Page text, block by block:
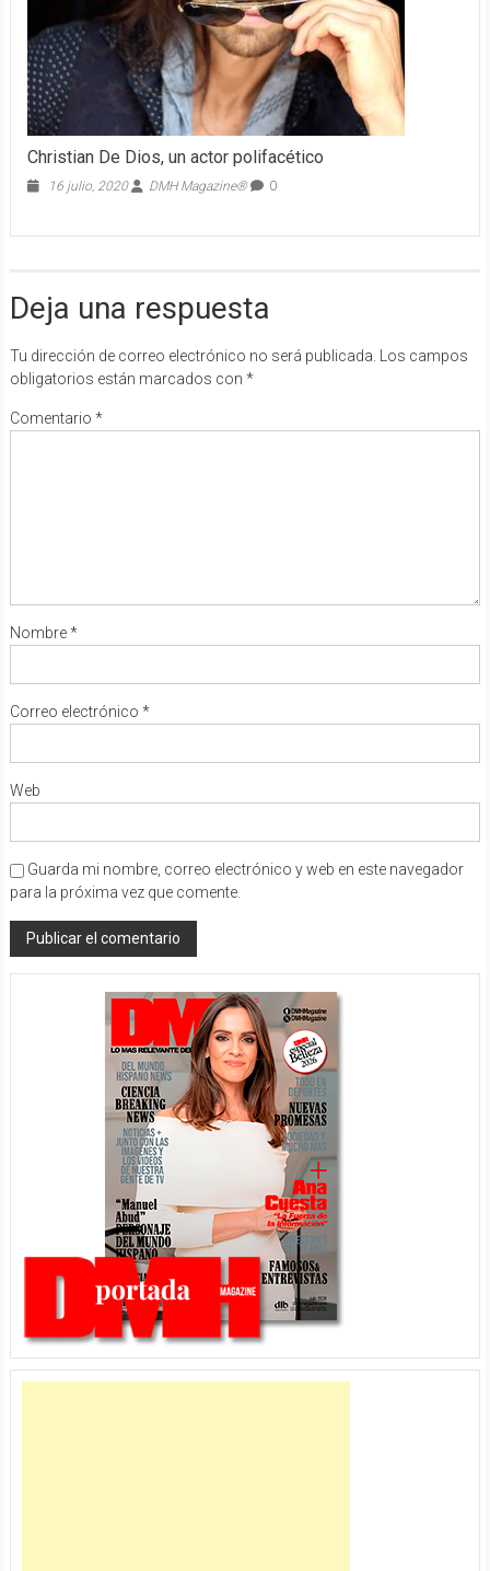
Christian De Dios, un actor polifacético
16 julio, 2020 DMH Magazine® 0
Deja una respuesta
Tu dirección de correo electrónico no será publicada.
Los campos
obligatorios están marcados con *
Comentario *
Nombre*
Correo electrónico *
Web
Guarda mi nombre, correo electrónico y web en este navegador
para la próxima vez que comente.